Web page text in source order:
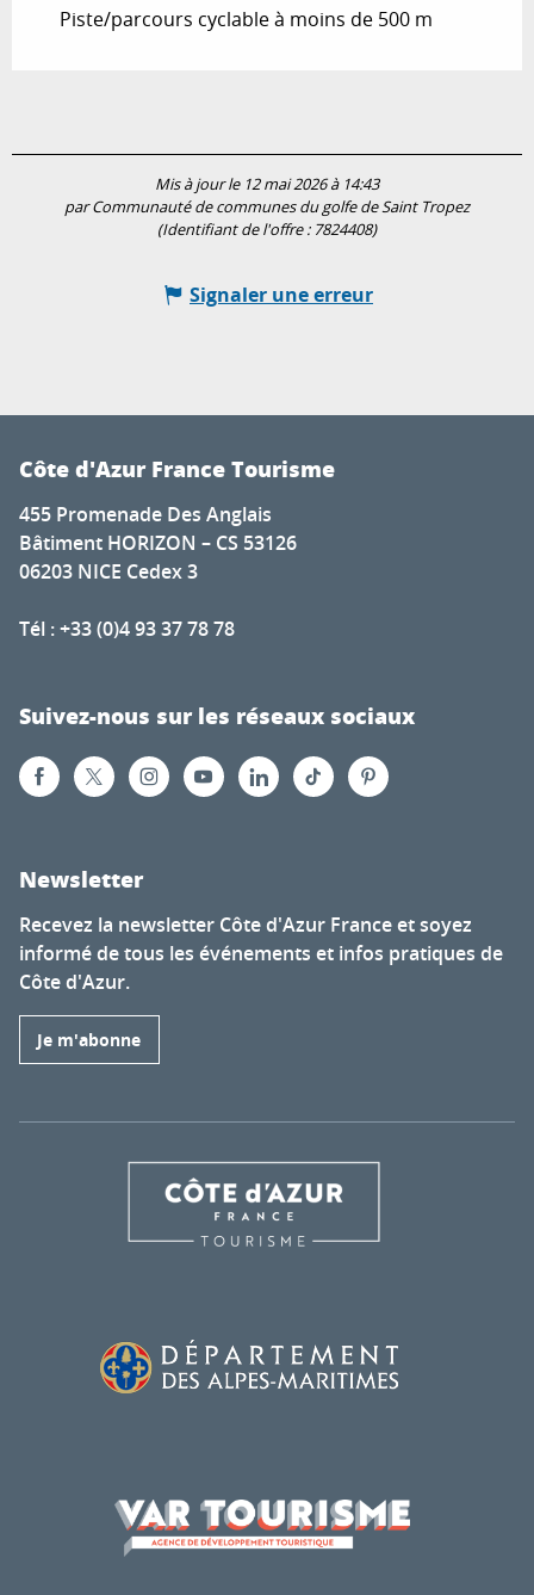
Piste/parcours cyclable à moins de 500 m
Mis à jour le 12 mai 2026 à 14:43
par Communauté de communes du golfe de Saint Tropez
(Identifiant de l'offre : 7824408)
Signaler une erreur
Côte d'Azur France Tourisme
455 Promenade Des Anglais
Bâtiment HORIZON – CS 53126
06203 NICE Cedex 3
Tél : +33 (0)4 93 37 78 78
Suivez-nous sur les réseaux sociaux
Newsletter
Recevez la newsletter Côte d'Azur France et soyez
informé de tous les événements et infos pratiques de
Côte d'Azur.
Je m'abonne